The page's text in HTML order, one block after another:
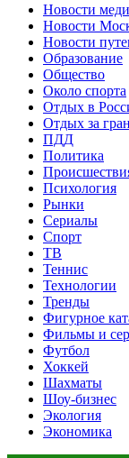
Новости
Новости
Новости
Образование
Общество
Около спорта
Отдых в
Отдых за
ПДД
Политика
Психология
Рынки
Сериалы
Спорт
ТВ
Теннис
Технологии
Тренды
Фигурное
Фильмы и
Футбол
Хоккей
Шахматы
Шоу-бизнес
Экология
Экономика